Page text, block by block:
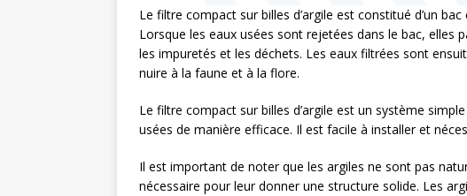
Le filtre compact sur billes d’argile est constitué d’un
Lorsque les eaux usées sont rejetées dans le bac, elles
les impuretés et les déchets. Les eaux filtrées sont
nuire à la faune et à la flore.
Le filtre compact sur billes d’argile est un système
usées de manière efficace. Il est facile à installer et
Il est important de noter que les argiles ne sont pas
nécessaire pour leur donner une structure solide. Les